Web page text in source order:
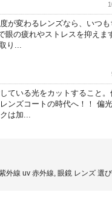
が変わるレンズなら、いつも
眼の疲れやストレスを抑えま
り...
ている光をカットすること
ンズコートの時代へ！！ 偏
は加...
外線 uv 赤外線, 眼鏡 レンズ 選